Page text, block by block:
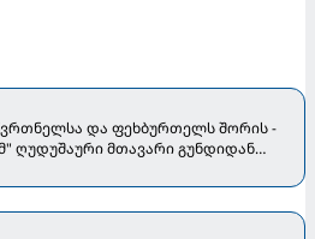
და ფეხბურთელს შორის -
ღუდუშაური მთავარი გუნდიდან